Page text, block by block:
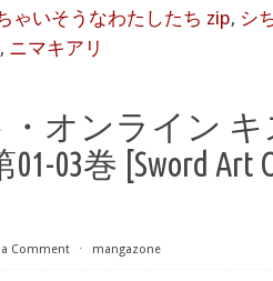
ゃいそうなわたしたち zip, シ
, ニマキアリ
・オンライン
03巻 [Sword Art
a Comment ⋅ mangazone